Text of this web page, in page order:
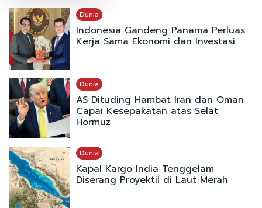
Dunia
Indonesia Gandeng Panama Perluas
Kerja Sama Ekonomi dan Investasi
Dunia
AS Dituding Hambat Iran dan Oman
Capai Kesepakatan atas Selat
Hormuz
Dunia
Kapal Kargo India Tenggelam
Diserang Proyektil di Laut Merah